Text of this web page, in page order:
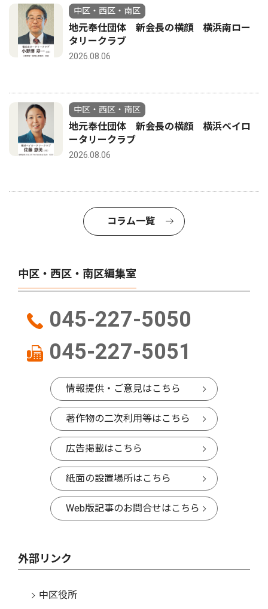
中区・西区・南区
地元奉仕団体 新会長の横顔 横浜南ロー
タリークラブ
2026.08.06
中区・西区・南区
地元奉仕団体 新会長の横顔 横浜ベイロ
ータリークラブ
2026.08.06
コラム一覧
中区・西区・南区編集室
045-227-5050
045-227-5051
情報提供・ご意見はこちら
著作物の二次利用等はこちら
広告掲載はこちら
紙面の設置場所はこちら
Web版記事のお問合せはこちら
外部リンク
中区役所